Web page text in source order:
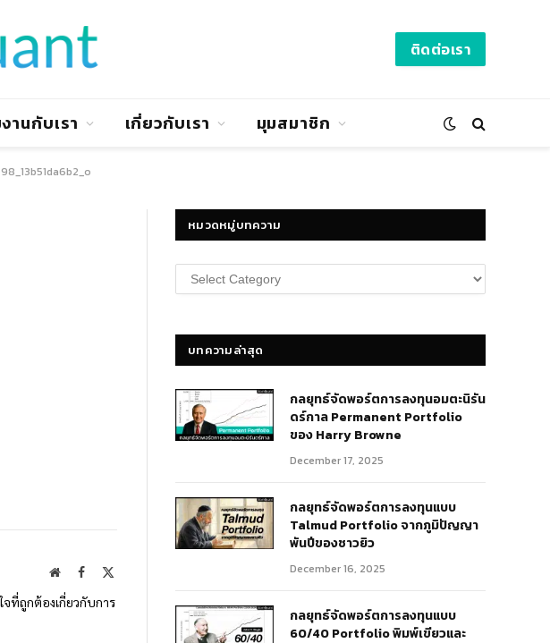
ติดต่อเรา
านกับเรา เกี่ยวกับเรา มุมสมาชิก
WebsiteFacebook
จที่ถูกต้องเกี่ยวกับการ
หมวดหมู่บทความ
หมวด
หมู่
บทความล่าสุด
กลยุทธ์​จัดพอร์ตการลงทุนอมตะนิรัน
ดร์กาล Permanent Portfolio
ของ Harry Browne
December 17, 2025
กลยุทธ์จัดพอร์ตการลงทุนแบบ
Talmud Portfolio จากภูมิปัญญา
พันปีของชาวยิว
December 16, 2025
กลยุทธ์จัดพอร์ตการลงทุนแบบ
60/40 Portfolio พิมพ์เขียวและ